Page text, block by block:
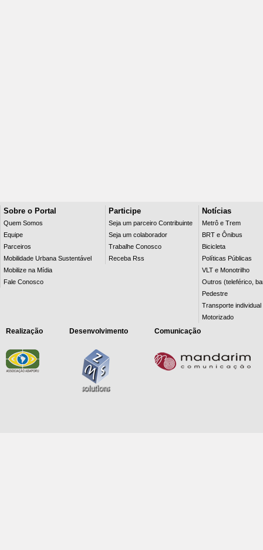
Sobre o Portal
Quem Somos
Equipe
Parceiros
Mobilidade Urbana Sustentável
Mobilize na Mídia
Fale Conosco
Participe
Seja um parceiro Contribuinte
Seja um colaborador
Trabalhe Conosco
Receba Rss
Notícias
Metrô e Trem
BRT e Ônibus
Bicicleta
Políticas Públicas
VLT e Monotrilho
Outros (teleférico,
Pedestre
Transporte individual
Motorizado
Realização Desenvolvimento Comunicação